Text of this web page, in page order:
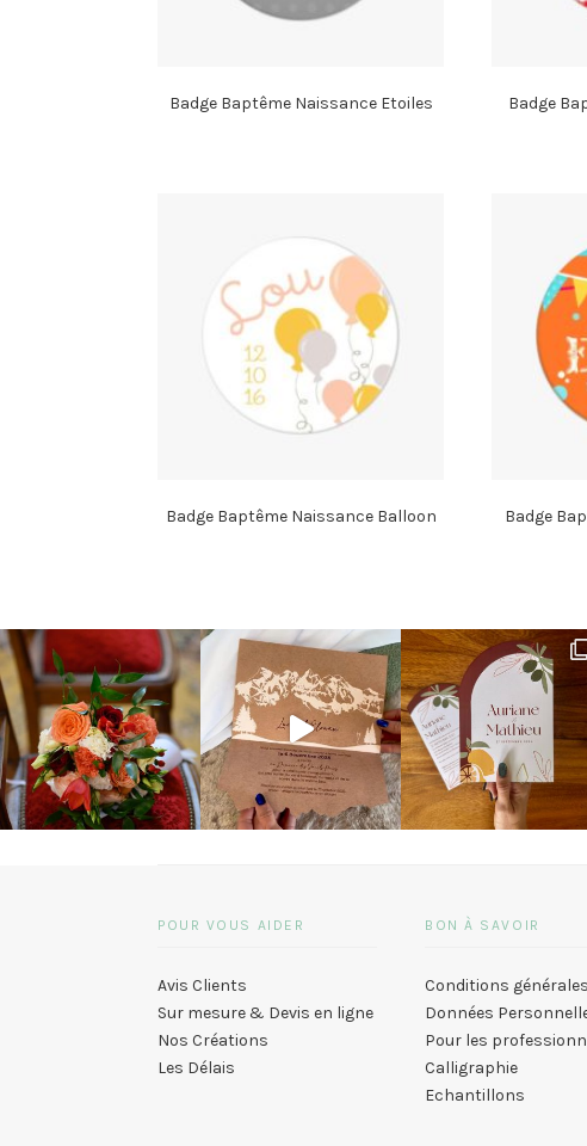
Badge Baptême Naissance Etoiles
Badge
Badge Baptême Naissance Balloon Badge
POUR VOUS AIDER
Avis Clients
Sur mesure & Devis en ligne
Nos Créations
Les Délais
BON À SAVOIR
Conditions
Données
Pour les
Calligraphie
Echantillons